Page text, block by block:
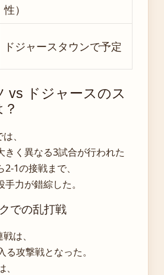
性）
ドジャースタウンで予定
vs ドジャースのス
、
きく異なる3試合が行われた
1の接戦まで、
力が錯綜した。
での乱打戦
は、
攻撃戦となった。